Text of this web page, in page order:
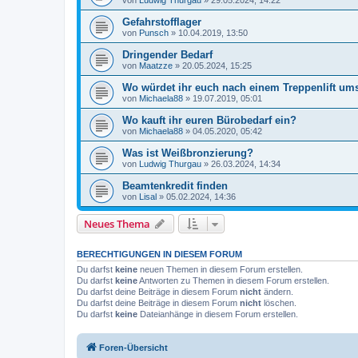
Gefahrstofflager
von Punsch » 10.04.2019, 13:50
Dringender Bedarf
von Maatzze » 20.05.2024, 15:25
Wo würdet ihr euch nach einem Treppenlift
von Michaela88 » 19.07.2019, 05:01
Wo kauft ihr euren Bürobedarf ein?
von Michaela88 » 04.05.2020, 05:42
Was ist Weißbronzierung?
von Ludwig Thurgau » 26.03.2024, 14:34
Beamtenkredit finden
von Lisal » 05.02.2024, 14:36
Neues Thema
BERECHTIGUNGEN IN DIESEM FORUM
Du darfst keine neuen Themen in diesem Forum erstellen.
Du darfst keineAntworten zu Themen in diesem Forum erstellen.
Du darfst deine Beiträge in diesem Forum nicht ändern.
Du darfst deine Beiträge in diesem Forum nicht löschen.
Du darfst keine Dateianhänge in diesem Forum erstellen.
Foren-Übersicht